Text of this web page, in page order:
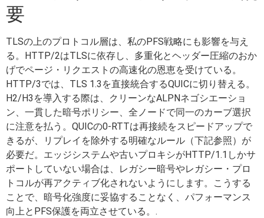
要
TLSの上のプロトコル層は、私のPFS戦略にも影響を与え
る。HTTP/2はTLSに依存し、多重化とヘッダー圧縮のおか
げでページ・リクエストの高速化の恩恵を受けている。
HTTP/3では、TLS 1.3を直接統合するQUICに切り替える。
H2/H3を導入する際は、クリーンなALPNネゴシエーショ
ン、一貫した暗号ポリシー、全ノードで同一のカーブ選択
に注意を払う。QUICの0-RTTは再接続をスピードアップで
きるが、リプレイを除外する明確なルール（下記参照）が
必要だ。エッジシステムや古いプロキシがHTTP/1.1しかサ
ポートしていない場合は、レガシー暗号やレガシー・プロ
トコルが再アクティブ化されないようにします。こうする
ことで、暗号化強度に妥協することなく、パフォーマンス
向上とPFS保護を両立させている。.